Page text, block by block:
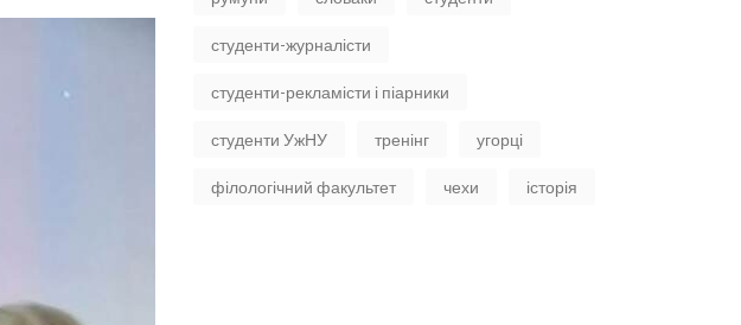
студенти-журналісти
студенти-рекламісти і піарники
студенти УжНУ тренінг угорці
філологічний факультет чехи історія